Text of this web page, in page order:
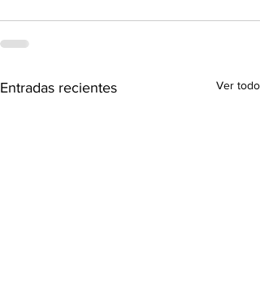
Entradas recientes Ver todo